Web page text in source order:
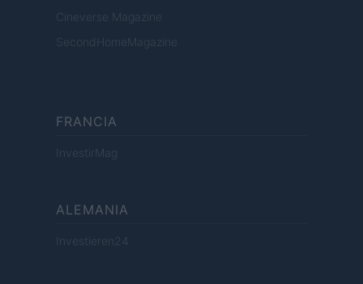
Cineverse Magazine
SecondHomeMagazine
FRANCIA
InvestirMag
ALEMANIA
Investieren24